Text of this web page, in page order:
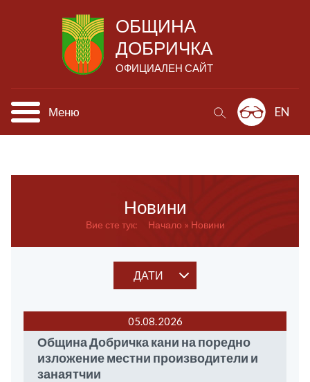
ОБЩИНА
ДОБРИЧКА
ОФИЦИАЛЕН САЙТ
Меню EN
Новини
Вие сте тук: Начало Новини
ДАТИ
05.08 2026
Община Добричка кани на поредно
изложение местни производители и
занаятчии